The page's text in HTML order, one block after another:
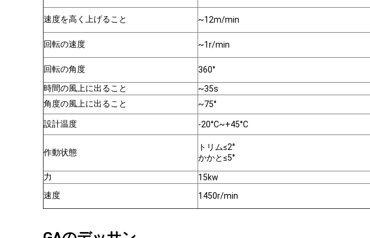
速度を高く上げること ~12m/min
回転の速度 ~1r/min
回転の角度
360°
時間の風上に出ること
~35s
角度の風上に出ること
~75°
設計温度 -20°C~+45°C
作動状態
トリム≤2°
かかと≤5°
力
15kw
速度
1450r/min